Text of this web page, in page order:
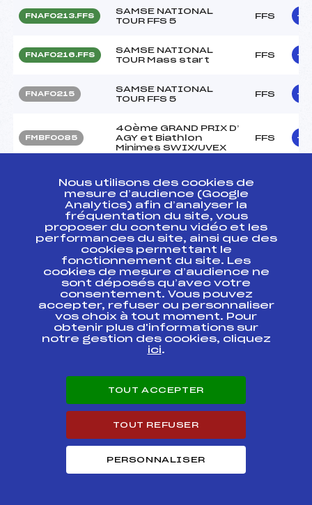
FNAF0213.FFS
SAMSE NATIONAL
TOUR FFS 5
FFS
FNAF0216.FFS
SAMSE NATIONAL
TOUR Mass start
FFS
FNAF0215
SAMSE NATIONAL
TOUR FFS 5
FFS
FMBF0085
40ème GRAND PRIX D’
AGY et Biathlon
Minimes SWIX/UVEX
FFS
FMBF0087.FFS
40ème GRAND PRIX D’
AGY et Biathlon
Minimes SWIX/UVEX
FNAF0132.FFS
LA
TRANS'CHAMPSAURINE
FFS
FNAF0142.FFS
SAMSE NATIONAL
TOUR FFS 4
FFS
FNAF0112
40ème ENVOLEE
NORDIQUE
FFS
SAMSE NATIONAL
TOUR FFS 3
TOUR FFS 3
SAMSE NATIONAL
TOUR KO QUALIF
SAMSE NATIONAL
Nous utilisons des cookies de
mesure d’audience (Google
Analytics) afin d’analyser la
fréquentation du site, vous
proposer du contenu vidéo et les
performances du site, ainsi que des
cookies permettant le
fonctionnement du site. Les
cookies de mesure d’audience ne
sont déposés qu’avec votre
consentement. Vous pouvez
accepter, refuser ou personnaliser
vos choix à tout moment. Pour
obtenir plus d'informations sur
notre gestion des cookies, cliquez
ici.
TOUT ACCEPTER
TOUT REFUSER
PERSONNALISER